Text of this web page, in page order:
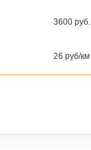
3600 руб.
26 руб/км